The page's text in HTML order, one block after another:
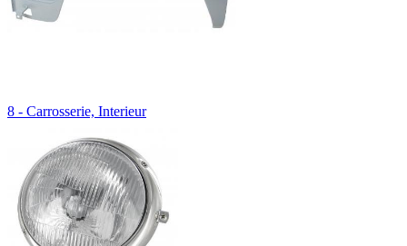
8 - Carrosserie, Interieur